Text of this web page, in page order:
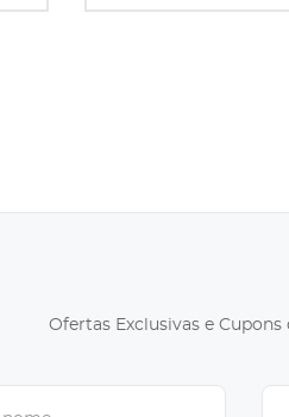
Ofertas Exclusivas e